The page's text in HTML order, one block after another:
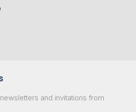
and invitations from